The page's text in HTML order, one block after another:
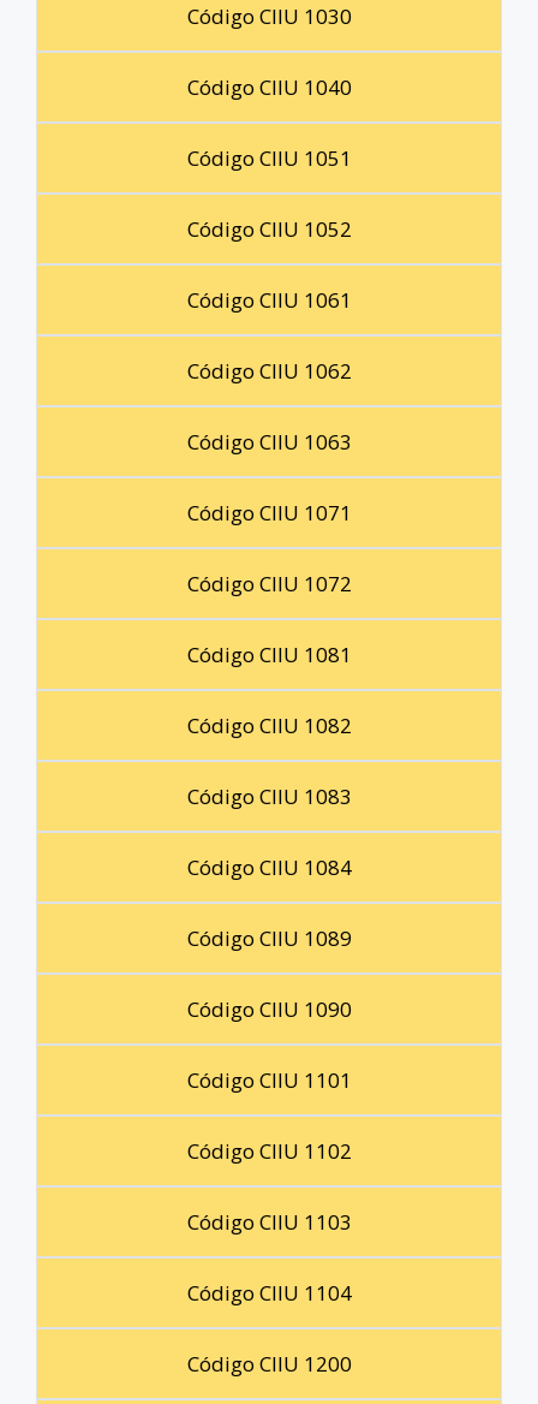
Código CIIU 1030
Código CIIU 1040
Código CIIU 1051
Código CIIU 1052
Código CIIU 1061
Código CIIU 1062
Código CIIU 1063
Código CIIU 1071
Código CIIU 1072
Código CIIU 1081
Código CIIU 1082
Código CIIU 1083
Código CIIU 1084
Código CIIU 1089
Código CIIU 1090
Código CIIU 1101
Código CIIU 1102
Código CIIU 1103
Código CIIU 1104
Código CIIU 1200